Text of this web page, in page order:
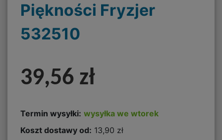
Piękności Fryzjer
532510
39,56 zł
Termin wysyłki: wysyłka we wtorek
Koszt dostawy od: 13,90 zł